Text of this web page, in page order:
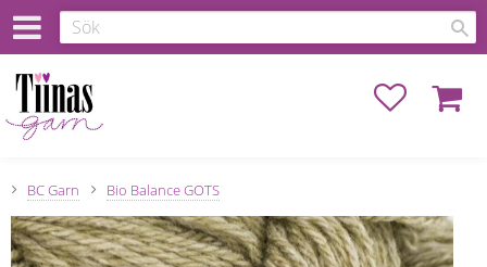
Favoriter
BC Garn Bio Balance GOTS